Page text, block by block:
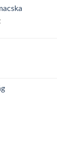
Current